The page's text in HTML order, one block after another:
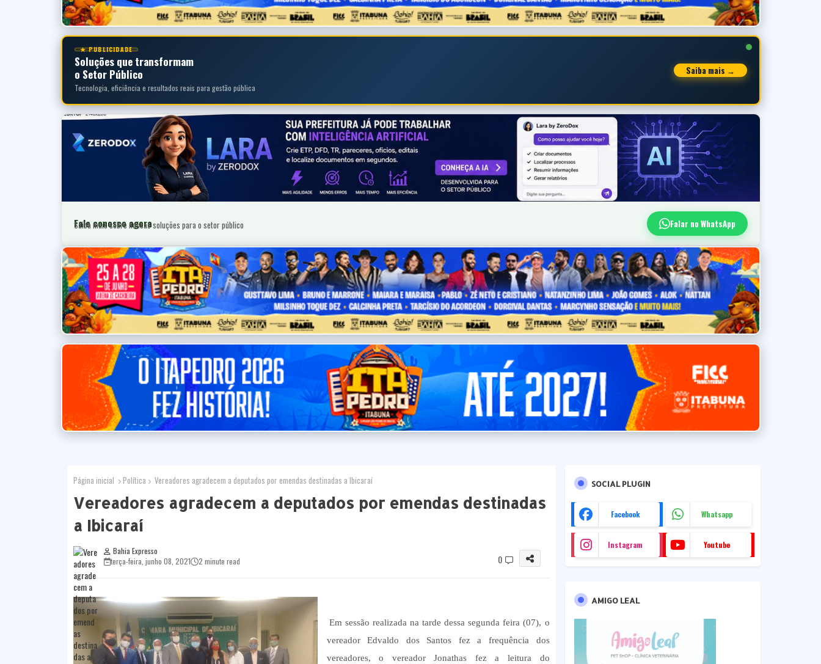
★ PUBLICIDADE
Soluções que transformam
o Setor Público
Tecnologia, eficiência e resultados reais para gestão pública
Saiba mais →
Fale conosco agora
Saiba mais sobre nossas soluções para o setor público Falar no WhatsApp
Página inicial Política Vereadores agradecem a deputados por emendas destinadas a Ibicaraí
Vereadores agradecem a deputados por emendas destinadas
a Ibicaraí
Bahia Expresso
terça-feira, junho 08, 2021
2 minute read 0
Em sessão realizada na tarde dessa segunda feira (07), o
vereador Edvaldo dos Santos fez a frequência dos
vereadores, o vereador Jonathas fez a leitura do
SOCIAL PLUGIN
Facebook Whatsapp
Instagram Youtube
AMIGO LEAL